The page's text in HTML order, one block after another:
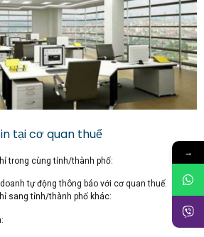
tại cơ quan thuế
trong cùng tỉnh/thành phố:
tự động thông báo với cơ quan thuế.
sang tỉnh/thành phố khác:
→